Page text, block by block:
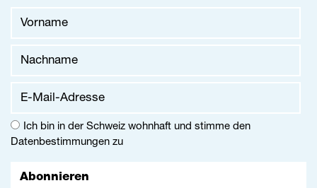
Abonnieren
Ich bin in der Schweiz wohnhaft und stimme den
Datenbestimmungen zu